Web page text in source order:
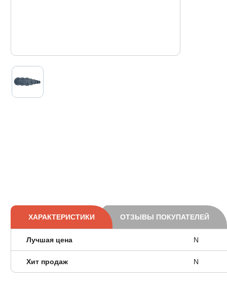
ХАРАКТЕРИСТИКИ ОТЗЫВЫ ПОКУПАТЕЛЕЙ
Лучшая цена N
Хит продаж N